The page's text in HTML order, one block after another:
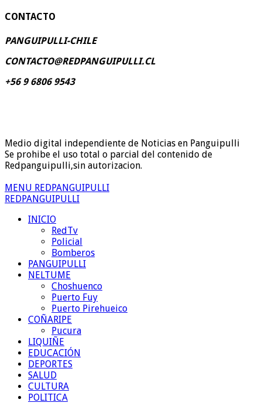
CONTACTO
PANGUIPULLI-CHILE
CONTACTO@REDPANGUIPULLI.CL
+56 9 6806 9543
Medio digital independiente de Noticias en Panguipulli
Se prohibe el uso total o parcial del contenido de
Redpanguipulli,sin autorizacion.
MENU REDPANGUIPULLI
REDPANGUIPULLI
INICIO
RedTv
Policial
Bomberos
PANGUIPULLI
NELTUME
Choshuenco
Puerto Fuy
Puerto Pirehueico
COÑARIPE
Pucura
LIQUIÑE
EDUCACIÓN
DEPORTES
SALUD
CULTURA
POLITICA